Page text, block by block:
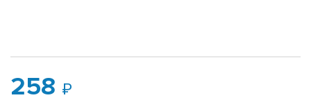
258